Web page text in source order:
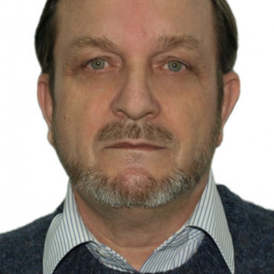
СТРУКТУРА
Президія НАН України
Апарат Президії
Секція фізико-технічних і математичних
наук
Секція хімічних і біологічних наук
Секція суспільних і гуманітарних наук
Установи при Президії
Ради, комітети та комісії
Наукові центри МОН та НАН України
Громадські організації